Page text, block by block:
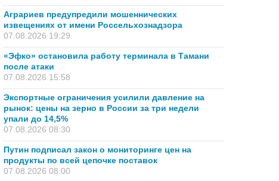
Аграриев предупредили мошеннических
извещениях от имени Россельхознадзора
07.08.2026 19:29
«Эфко» остановила работу терминала в Тамани
после атаки
07.08.2026 15:58
Экспортные ограничения усилили давление на
рынок: цены на зерно в России за три недели
упали до 14,5%
07.08.2026 08:30
Путин подписал закон о мониторинге цен на
продукты по всей цепочке поставок
07.08.2026 08:00